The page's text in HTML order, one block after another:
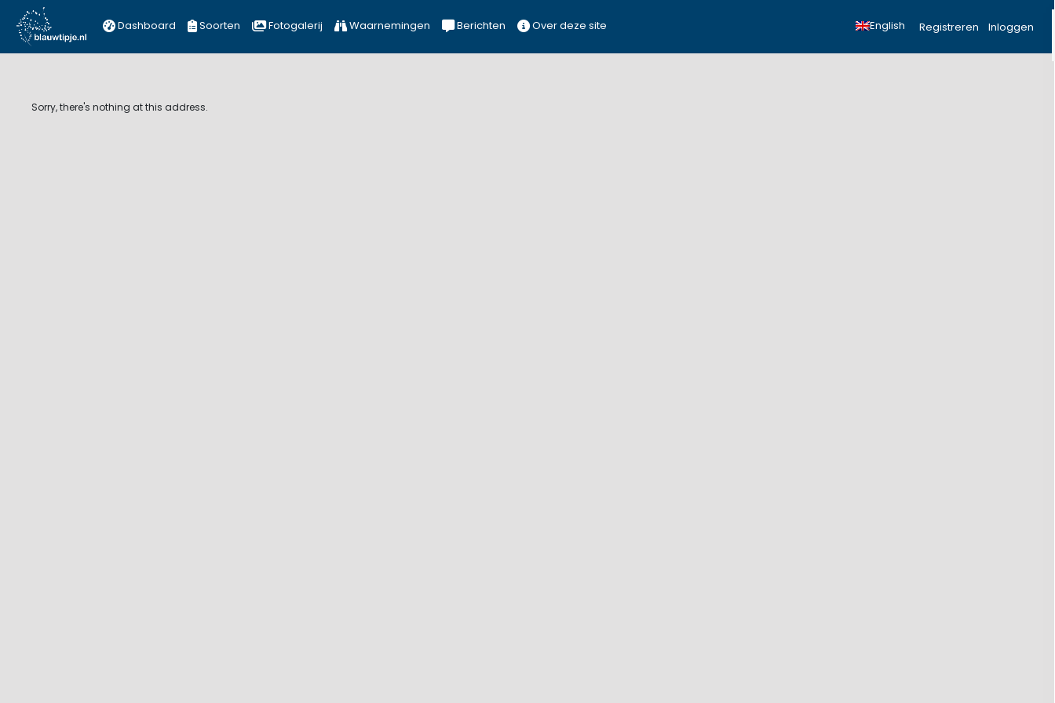
Registreren Inloggen
English
Dashboard Soorten Fotogalerij Waarnemingen Berichten Over deze site
Sorry, there's nothing at this address.